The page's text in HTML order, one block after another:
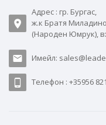
Адрес : гр. Бургас,
ж.к Братя
(Народен Юмрук),
Имейл:
Телефон : +35956